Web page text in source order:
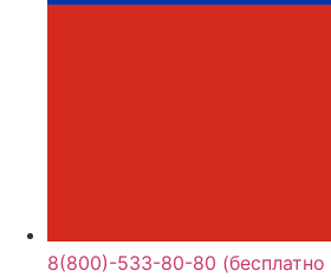
8(800)-533-80-80